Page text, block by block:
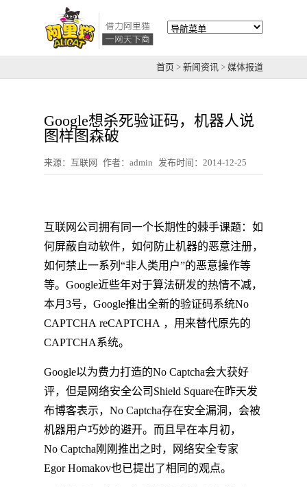
首页 > 新闻资讯 > 媒体报道
Google想杀死验证码，机器人说
图样图森破
来源：互联网 作者：admin 发布时间：2014-12-25
互联网公司拥有同一个长期性的棘手课题：如
何屏蔽自动软件，如何防止机器的恶意注册，
如何禁止一系列“非人类用户”的恶意操作等
等。Google近些年对于算法研发的热情不减，
本月3号，Google推出全新的验证码系统No
CAPTCHA reCAPTCHA ，用来替代原先的
CAPTCHA系统。
Google以为费力打造的No Captcha会大获好
评，但是网络安全公司Shield Square在昨天发
布博客表示，No Captcha存在安全漏洞，会被
机器用户巧妙的避开。而且早在本月初，
No Captcha刚刚推出之时，网络安全专家
Egor Homakov也已提出了相同的观点。